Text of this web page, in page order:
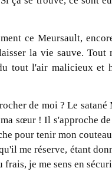
ce Meursault, encore
la vie sauve. Tout
tout l'air malicieux et
de moi ? Le satané
sœur ! Il s'approche
pour tenir mon
me réserve, étant
je me sens en